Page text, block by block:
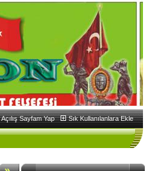
Açılış Sayfam Yap Sık Kullanılanlara Ekle